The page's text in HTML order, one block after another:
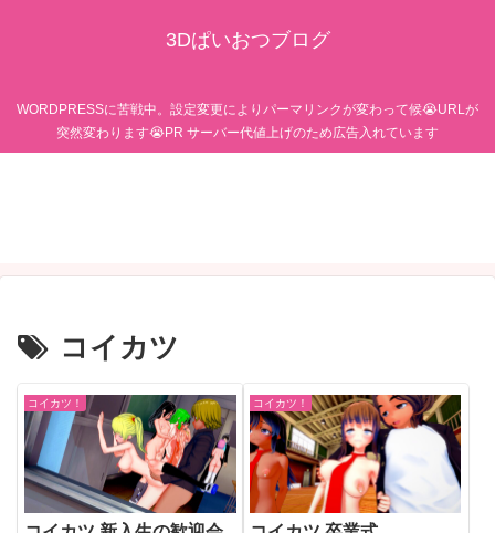
3Dぱいおつブログ
WORDPRESSに苦戦中。設定変更によりパーマリンクが変わって候😭URLが
突然変わります😭PR サーバー代値上げのため広告入れています
コイカツ
コイカツ！ コイカツ！